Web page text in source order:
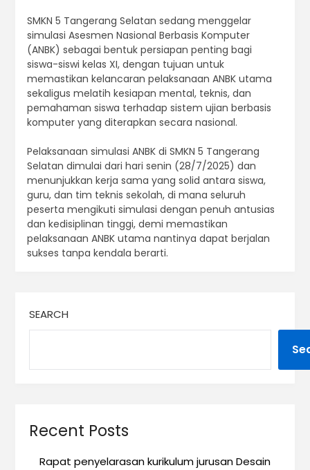
SMKN 5 Tangerang Selatan sedang menggelar
simulasi Asesmen Nasional Berbasis Komputer
(ANBK) sebagai bentuk persiapan penting bagi
siswa-siswi kelas XI, dengan tujuan untuk
memastikan kelancaran pelaksanaan ANBK utama
sekaligus melatih kesiapan mental, teknis, dan
pemahaman siswa terhadap sistem ujian berbasis
komputer yang diterapkan secara nasional.
Pelaksanaan simulasi ANBK di SMKN 5 Tangerang
Selatan dimulai dari hari senin (28/7/2025) dan
menunjukkan kerja sama yang solid antara siswa,
guru, dan tim teknis sekolah, di mana seluruh
peserta mengikuti simulasi dengan penuh antusias
dan kedisiplinan tinggi, demi memastikan
pelaksanaan ANBK utama nantinya dapat berjalan
sukses tanpa kendala berarti.
SEARCH
Recent Posts
Rapat penyelarasan kurikulum jurusan Desain